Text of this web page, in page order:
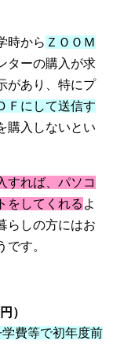
時から ＺＯＯＭ
ターの購入が求
があり、特にプ
Ｆにして送信す
購入しないとい
すれば、パソコ
をしてくれる よ
らしの方にはお
です。
）
学費等で初年度前